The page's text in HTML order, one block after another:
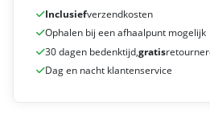
Inclusiefverzendkosten
Ophalen bij een afhaalpunt mogelijk
30 dagen bedenktijd,gratis
Dag en nacht klantenservice